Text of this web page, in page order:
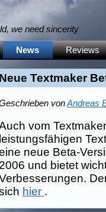
we need sincerity
News Reviews
Neue Textmaker
vonAndreas
vom
leistungsfähigen
neue Beta-
2006 und bietet
hier .